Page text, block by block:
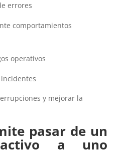
errores
comportamientos
operativos
y mejorar la
pasar de un
a uno